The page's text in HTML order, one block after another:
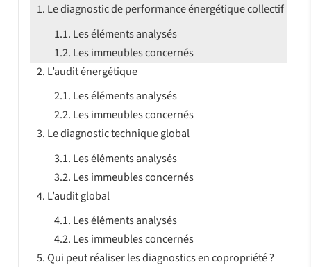
Le diagnostic de performance énergétique collectif
Les éléments analysés
Les immeubles concernés
L’audit énergétique
Les éléments analysés
Les immeubles concernés
Le diagnostic technique global
Les éléments analysés
Les immeubles concernés
L’audit global
Les éléments analysés
Les immeubles concernés
Qui peut réaliser les diagnostics en copropriété ?